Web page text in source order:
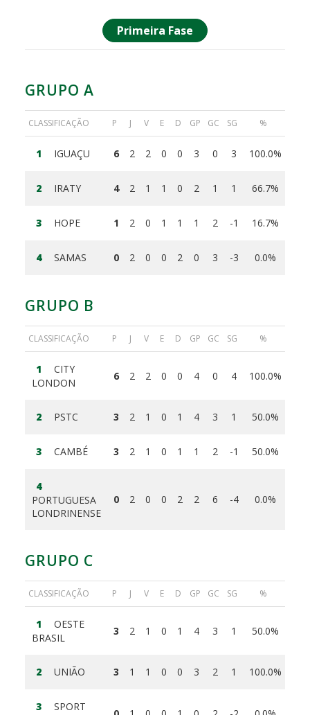
Primeira Fase
GRUPO A
CLASSIFICAÇÃO P J V E D GP GC SG %
1 IGUAÇU 6 2 2 0 0 3 0 3 100.0%
2 IRATY 4 2 1 1 0 2 1 1 66.7%
3 HOPE 1 2 0 1 1 1 2 -1 16.7%
4 SAMAS 0 2 0 0 2 0 3 -3 0.0%
GRUPO B
CLASSIFICAÇÃO P J V E D GP GC SG %
1
CITY
LONDON
6 2 2 0 0 4 0 4 100.0%
2 PSTC 3 2 1 0 1 4 3 1 50.0%
3 CAMBÉ 3 2 1 0 1 1 2 -1 50.0%
4
PORTUGUESA
LONDRINENSE
0 2 0 0 2 2 6 -4 0.0%
GRUPO C
CLASSIFICAÇÃO P J V E D GP GC SG %
1
OESTE
BRASIL
3 2 1 0 1 4 3 1 50.0%
2 UNIÃO 3 1 1 0 0 3 2 1 100.0%
3
SPORT